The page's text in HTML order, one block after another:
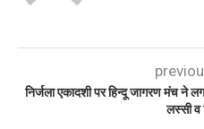
निर्जला एकादशी पर हिन्दू जागरण मंच ने
लस्सी व